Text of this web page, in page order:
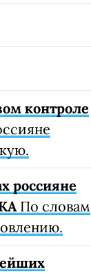
контроле
россияне
По словам